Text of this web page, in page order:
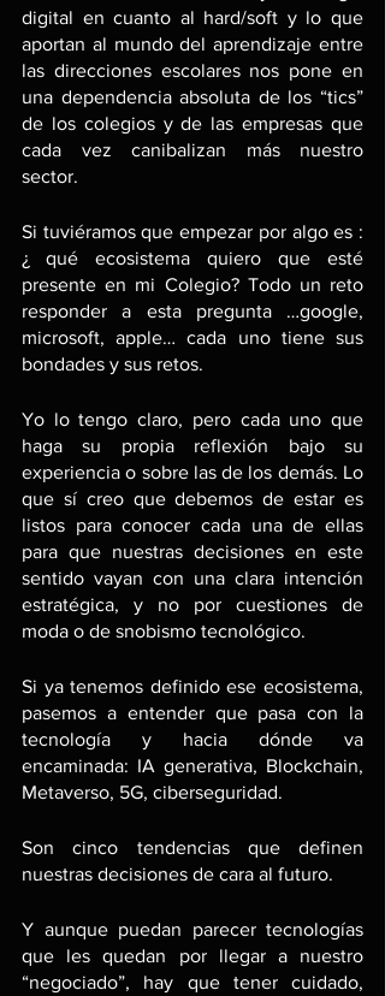
digital en cuanto al hard/soft y lo que
aportan al mundo del aprendizaje entre
las direcciones escolares nos pone en
una dependencia absoluta de los “tics”
de los colegios y de las empresas que
cada vez canibalizan más nuestro
sector.
Si tuviéramos que empezar por algo es :
¿ qué ecosistema quiero que esté
presente en mi Colegio? Todo un reto
responder a esta pregunta …google,
microsoft, apple… cada uno tiene sus
bondades y sus retos.
Yo lo tengo claro, pero cada uno que
haga su propia reflexión bajo su
experiencia o sobre las de los demás. Lo
que sí creo que debemos de estar es
listos para conocer cada una de ellas
para que nuestras decisiones en este
sentido vayan con una clara intención
estratégica, y no por cuestiones de
moda o de snobismo tecnológico.
Si ya tenemos definido ese ecosistema,
pasemos a entender que pasa con la
tecnología y hacia dónde va
encaminada: IA generativa, Blockchain,
Metaverso, 5G, ciberseguridad.
Son cinco tendencias que definen
nuestras decisiones de cara al futuro.
Y aunque puedan parecer tecnologías
que les quedan por llegar a nuestro
“negociado”, hay que tener cuidado,